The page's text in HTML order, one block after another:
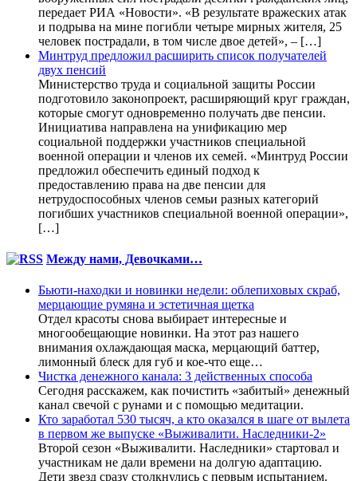
передает РИА «Новости». «В результате вражеских атак
и подрыва на мине погибли четыре мирных жителя, 25
человек пострадали, в том числе двое детей», – […]
Минтруд предложил расширить список получателей
двух пенсий
Министерство труда и социальной защиты России
подготовило законопроект, расширяющий круг граждан,
которые смогут одновременно получать две пенсии.
Инициатива направлена на унификацию мер
социальной поддержки участников специальной
военной операции и членов их семей. «Минтруд России
предложил обеспечить единый подход к
предоставлению права на две пенсии для
нетрудоспособных членов семьи разных категорий
погибших участников специальной военной операции»,
[…]
Между нами, Девочками…
Бьюти-находки и новинки недели: облепиховых скраб,
мерцающие румяна и эстетичная щетка
Отдел красоты снова выбирает интересные и
многообещающие новинки. На этот раз нашего
внимания охлаждающая маска, мерцающий баттер,
лимонный блеск для губ и кое-что еще…
Чистка денежного канала: 3 действенных способа
Сегодня расскажем, как почистить «забитый» денежный
канал свечой с рунами и с помощью медитации.
Кто заработал 530 тысяч, а кто оказался в шаге от вылета
в первом же выпуске «Выживалити. Наследники-2»
Второй сезон «Выживалити. Наследники» стартовал и
участникам не дали времени на долгую адаптацию.
Дети звезд сразу столкнулись с первым испытанием.